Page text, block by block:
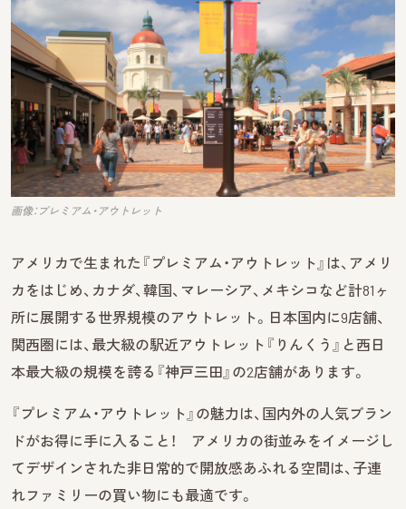
画像：プレミアム・アウトレット
アメリカで生まれた『プレミアム・アウトレット』は、アメリ
カをはじめ、カナダ、韓国、マレーシア、メキシコなど計81ヶ
所に展開する世界規模のアウトレット。日本国内に9店舗、
関西圏には、最大級の駅近アウトレット『りんくう』と西日
本最大級の規模を誇る『神戸三田』の2店舗があります。
『プレミアム・アウトレット』の魅力は、国内外の人気ブラン
ドがお得に手に入ること！ アメリカの街並みをイメージし
てデザインされた非日常的で開放感あふれる空間は、子連
れファミリーの買い物にも最適です。